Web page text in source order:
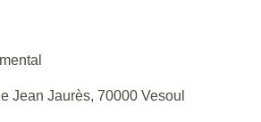
Jean Jaurès, 70000 Vesoul